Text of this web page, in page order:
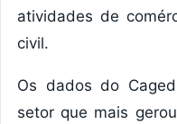
atividades de
civil.
Os dados do
setor que mais